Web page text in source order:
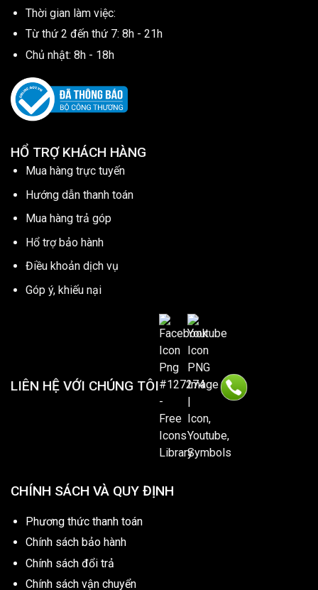
Thời gian làm việc:
Từ thứ 2 đến thứ 7: 8h - 21h
Chủ nhật: 8h - 18h
HỔ TRỢ KHÁCH HÀNG
Mua hàng trực tuyến
Hướng dẫn thanh toán
Mua hàng trả góp
Hổ trợ bảo hành
Điều khoản dịch vụ
Góp ý, khiếu nại
LIÊN HỆ VỚI CHÚNG TÔI
CHÍNH SÁCH VÀ QUY ĐỊNH
Phương thức thanh toán
Chính sách bảo hành
Chính sách đổi trả
Chính sách vận chuyển